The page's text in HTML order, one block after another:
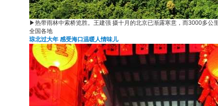
▶热带雨林中索桥览胜。王建强 摄十月的北京已渐露寒意，而3000多公
全国各地
琼北过大年 感受海口温暖人情味儿